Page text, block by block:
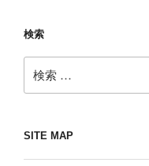
検索
索:
SITE MAP